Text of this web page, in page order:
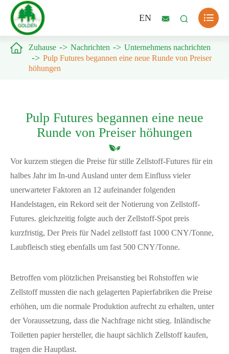
EN   
 Zuhause Nachrichten
Unternehmens nachrichten
Pulp Futures begannen eine neue Runde von Preiser
höhungen
Pulp Futures begannen eine neue
Runde von Preiser höhungen
Vor kurzem stiegen die Preise für stille Zellstoff-Futures für ein
halbes Jahr im In-und Ausland unter dem Einfluss vieler
unerwarteter Faktoren an 12 aufeinander folgenden
Handelstagen, ein Rekord seit der Notierung von Zellstoff-
Futures. gleichzeitig folgte auch der Zellstoff-Spot preis
kurzfristig, Der Preis für Nadel zellstoff fast 1000 CNY/Tonne,
Laubfleisch stieg ebenfalls um fast 500 CNY/Tonne.
Betroffen vom plötzlichen Preisanstieg bei Rohstoffen wie
Zellstoff mussten die nach gelagerten Papierfabriken die Preise
erhöhen, um die normale Produktion aufrecht zu erhalten, unter
der Voraussetzung, dass die Nachfrage nicht stieg. Inländische
Toiletten papier hersteller, die haupt sächlich Zellstoff kaufen,
tragen die Hauptlast.